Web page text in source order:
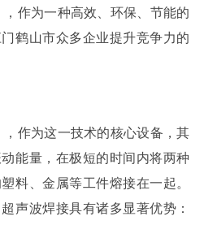
，作为一种高效、环保、节能的
鹤山市众多企业提升竞争力的
，作为这一技术的核心设备，其
能量，在极短的时间内将两种
料、金属等工件熔接在一起。
声波焊接具有诸多显著优势：